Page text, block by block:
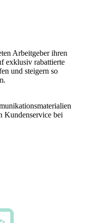
Arbeitgeber ihren
exklusiv rabattierte
und steigern so
Kundenservice bei